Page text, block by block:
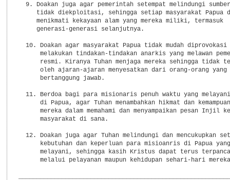
9. Doakan juga agar pemerintah setempat melindungi
tidak diekploitasi, sehingga setiap masyarakat Papua
     menikmati kekayaan alam yang mereka miliki, termasuk
     generasi-generasi selanjutnya.
10. Doakan agar masyarakat Papua tidak mudah diprovokasi
melakukan tindakan-tindakan anarkis yang melawan
resmi. Kiranya Tuhan menjaga mereka sehingga tidak
oleh ajaran-ajaran menyesatkan dari orang-orang yang
      bertanggung jawab.
11. Berdoa bagi para misionaris penuh waktu yang
di Papua, agar Tuhan menambahkan hikmat dan
mereka dalam memahami dan menyampaikan pesan Injil
      masyarakat di sana.
12. Doakan juga agar Tuhan melindungi dan mencukupkan
kebutuhan dan keperluan para misioanris di Papua
melayani, sehingga kasih Kristus dapat terus
melalui pelayanan maupun kehidupan sehari-hari